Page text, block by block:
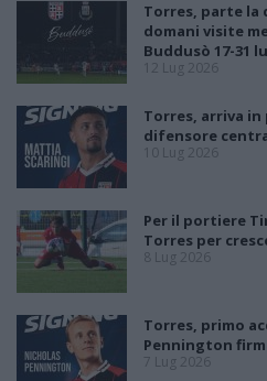
Torres, parte la
domani visite
Buddusò 17-31
12 Lug 2026
Torres, arriva
difensore
10 Lug 2026
Per il portiere
Torres per
8 Lug 2026
Torres, primo
Pennington
7 Lug 2026